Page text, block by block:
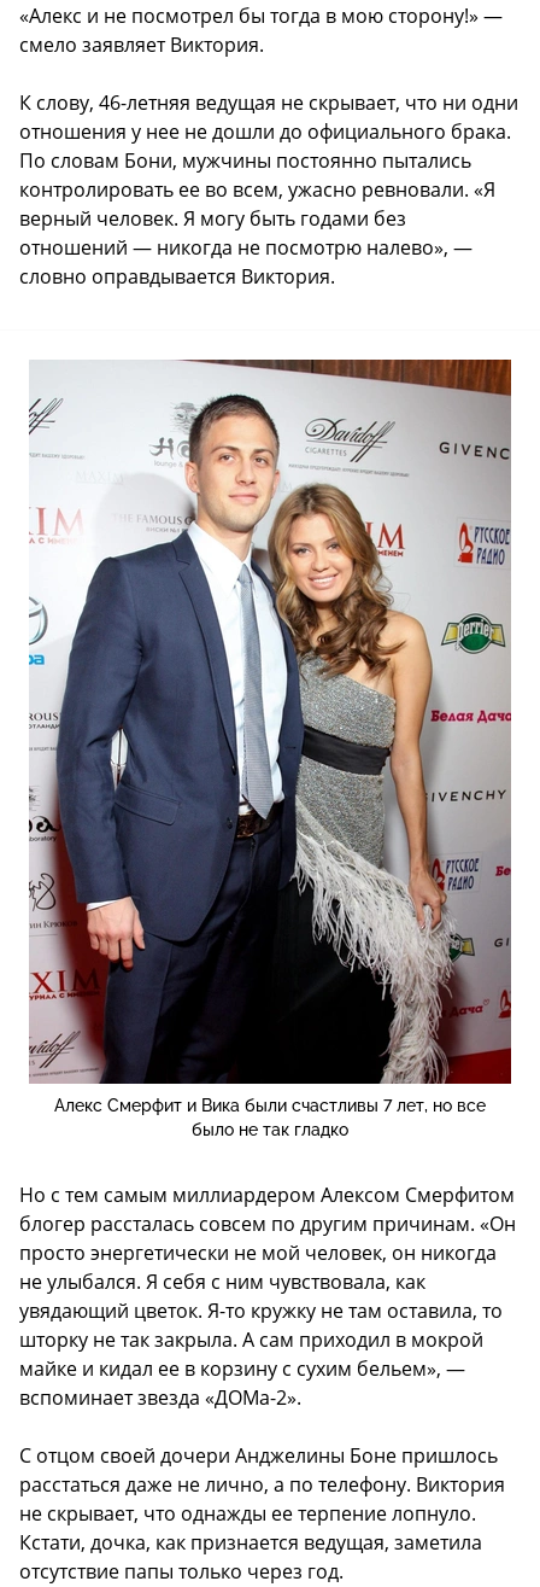
«Алекс и не посмотрел бы тогда в мою сторону!» —
смело заявляет Виктория.
К слову, 46-летняя ведущая не скрывает, что ни одни
отношения у нее не дошли до официального брака.
По словам Бони, мужчины постоянно пытались
контролировать ее во всем, ужасно ревновали. «Я
верный человек. Я могу быть годами без
отношений — никогда не посмотрю налево», —
словно оправдывается Виктория.
Алекс Смерфит и Вика были счастливы 7 лет, но все
было не так гладко
Но с тем самым миллиардером Алексом Смерфитом
блогер рассталась совсем по другим причинам. «Он
просто энергетически не мой человек, он никогда
не улыбался. Я себя с ним чувствовала, как
увядающий цветок. Я-то кружку не там оставила, то
шторку не так закрыла. А сам приходил в мокрой
майке и кидал ее в корзину с сухим бельем», —
вспоминает звезда «ДОМа-2».
С отцом своей дочери Анджелины Боне пришлось
расстаться даже не лично, а по телефону. Виктория
не скрывает, что однажды ее терпение лопнуло.
Кстати, дочка, как признается ведущая, заметила
отсутствие папы только через год.